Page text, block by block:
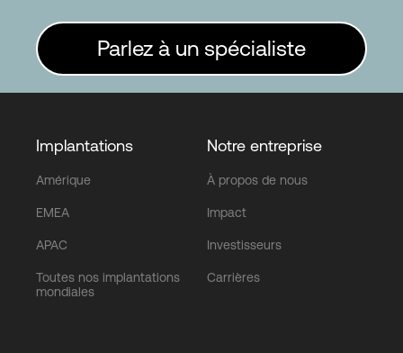
Parlez à un spécialiste
Implantations
Amérique
EMEA
APAC
Toutes nos implantations
mondiales
Notre entreprise
À propos de nous
Impact
Investisseurs
Carrières